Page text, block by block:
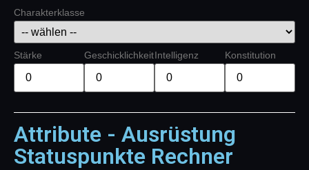
Charakterklasse
Stärke GeschicklichkeitIntelligenz Konstitution
Attribute - Ausrüstung
Statuspunkte Rechner